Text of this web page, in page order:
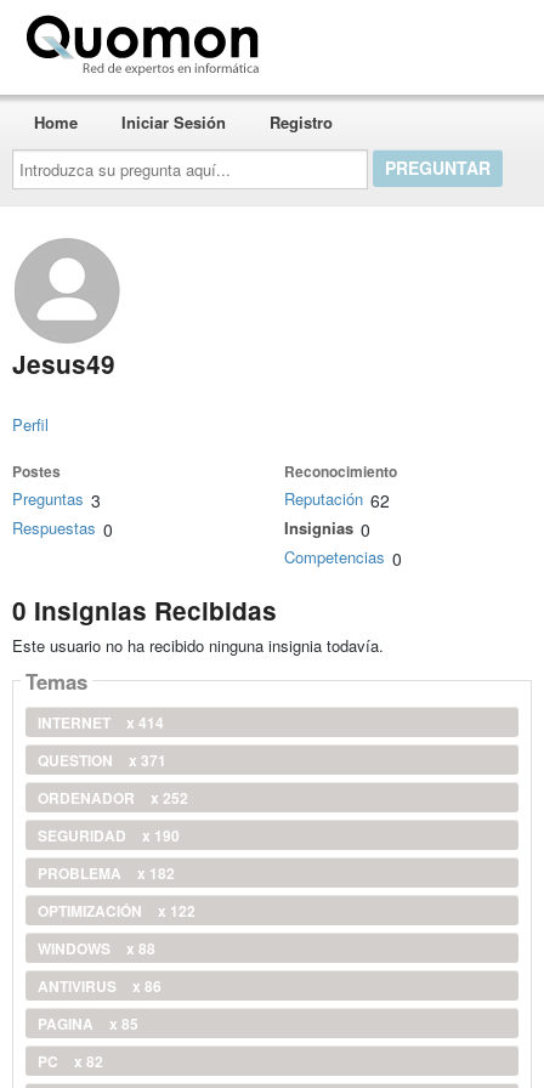
Introduzca
su
pregunta
aquí...
Home Iniciar Sesión Registro
Jesus49
Perfil
Postes
Preguntas 3
Respuestas 0
Reconocimiento
Reputación 62
Insignias 0
Competencias 0
0 Insignias Recibidas
Este usuario no ha recibido ninguna insignia todavía.
Temas
INTERNET
x 414
QUESTION
x 371
ORDENADOR
x 252
SEGURIDAD
x 190
PROBLEMA
x 182
OPTIMIZACIÓN
x 122
WINDOWS
x 88
ANTIVIRUS
x 86
PAGINA
x 85
PC
x 82